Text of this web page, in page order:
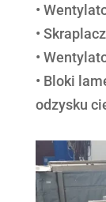
•
•
•
• Bloki
odzysku